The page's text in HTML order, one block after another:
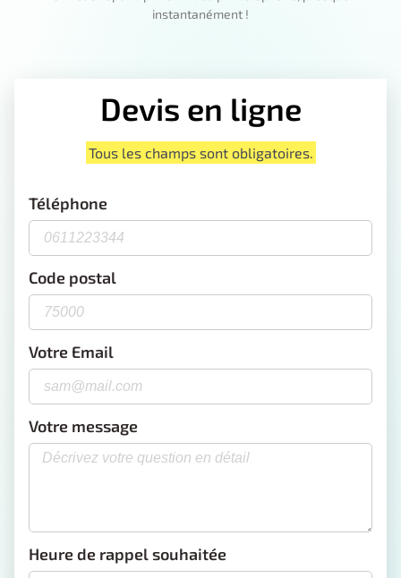
instantanément !
Devis en ligne
Tous les champs sont obligatoires.
Téléphone
Code postal
Votre Email
Votre message
Heure de rappel souhaitée